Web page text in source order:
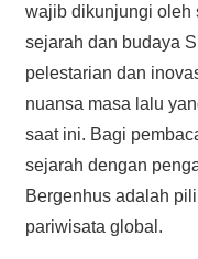
wajib dikunjungi oleh
sejarah dan budaya
pelestarian dan
nuansa masa lalu
saat ini. Bagi
sejarah dengan
Bergenhus adalah
pariwisata global.